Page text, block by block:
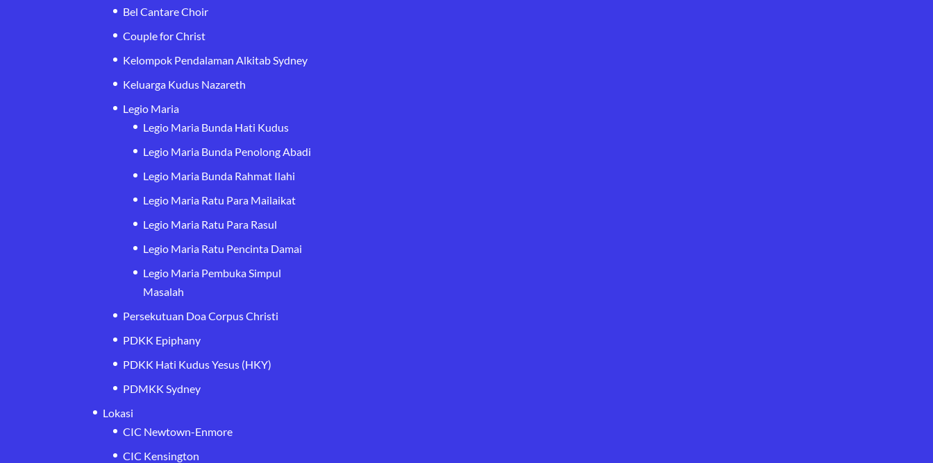
Bel Cantare Choir
Couple for Christ
Kelompok Pendalaman Alkitab Sydney
Keluarga Kudus Nazareth
Legio Maria
Legio Maria Bunda Hati Kudus
Legio Maria Bunda Penolong Abadi
Legio Maria Bunda Rahmat Ilahi
Legio Maria Ratu Para Mailaikat
Legio Maria Ratu Para Rasul
Legio Maria Ratu Pencinta Damai
Legio Maria Pembuka Simpul
Masalah
Persekutuan Doa Corpus Christi
PDKK Epiphany
PDKK Hati Kudus Yesus (HKY)
PDMKK Sydney
Lokasi
CIC Newtown-Enmore
CIC Kensington